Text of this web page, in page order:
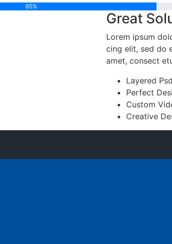
65%
Great
Lorem ipsum
cing elit, sed do
amet, consect
Layered Psd
Perfect
Custom
Creative